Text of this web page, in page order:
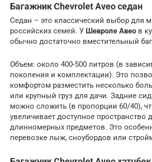
Багажник Chevrolet Aveo седан
Седан – это классический выбор для
российских семей. У Шевроле Авео в
обычно достаточно вместительный
Объем: около 400-500 литров (в
поколения и комплектации). Это
комфортом разместить несколько
или крупный груз для дачи. Задние
можно сложить (в пропорции 60/40),
увеличивает доступное пространство
длинномерных предметов. Это
перевозке лыж, сноубордов или